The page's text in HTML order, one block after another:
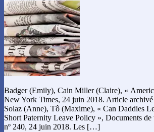
Badger (Emily), Cain Miller (Claire), «
New York Times, 24 juin 2018. Article
Solaz (Anne), Tô (Maxime), « Can Daddies
Short Paternity Leave Policy », Documents
nº 240, 24 juin 2018. Les […]